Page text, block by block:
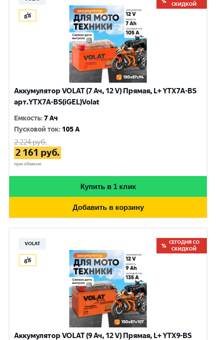
СКИДКОЙ
Аккумулятор VOLAT (7 Ач, 12 V) Прямая, L+ YTX7A-BS
арт.YTX7A-BS(iGEL)Volat
Емкость:7 Ач
Пусковой ток: 105 A
2 224руб.
2 161 руб.
при обмене
Купить в 1 клик
Добавить в корзину
VOLAT
СЕГОДНЯ СО
СКИДКОЙ
Аккумулятор VOLAT (9 Ач, 12 V) Прямая, L+ YTX9-BS